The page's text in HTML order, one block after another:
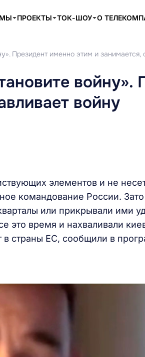
ПРОЕКТЫ ТОК-ШОУ О
Президент именно этим и занимается,
войну».
войну
элементов и не
командование России. Зато
или прикрывали ими
это время и нахваливали
страны ЕС, сообщили в